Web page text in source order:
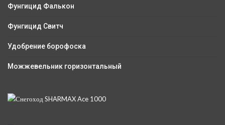
Фунгицид Фалькон
Фунгицид Свитч
Удобрение борофоска
Можжевельник горизонтальный